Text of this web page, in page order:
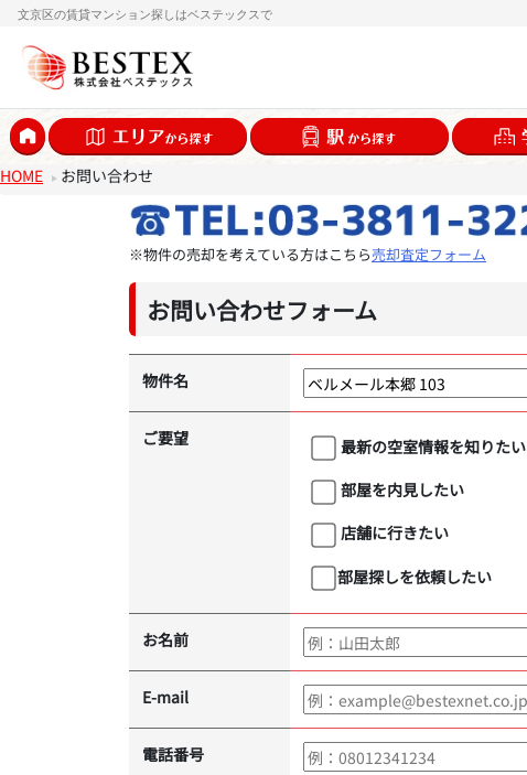
文京区の賃貸マンション探しはベステックスで
HOME お問い合わせ
※物件の売却を考えている方はこちら売却査定フォーム
お問い合わせフォーム
物件名
ご要望
最新の空室情報を知りたい
部屋を内見したい
店舗に行きたい
部屋探しを依頼したい
お名前
E-mail
電話番号